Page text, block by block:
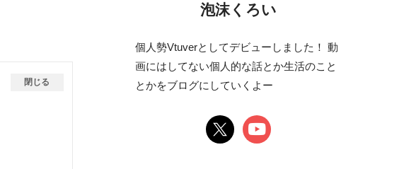
閉じる
泡沫くろい
個人勢Vtuverとしてデビューしました！ 動
画にはしてない個人的な話とか生活のこと
とかをブログにしていくよー